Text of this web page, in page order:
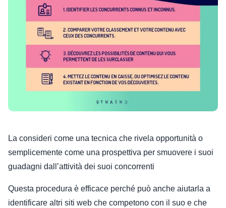
La consideri come una tecnica che rivela opportunità o
semplicemente come una prospettiva per smuovere i suoi
guadagni dall’attività dei suoi concorrenti
Questa procedura è efficace perché può anche aiutarla a
identificare altri siti web che competono con il suo e che